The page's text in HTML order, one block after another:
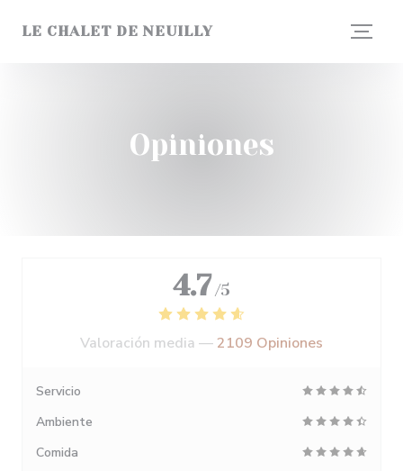
LE CHALET DE NEUILLY
Opiniones
4.7 /5
Valoración media —2109 Opiniones
Servicio
Ambiente
Comida